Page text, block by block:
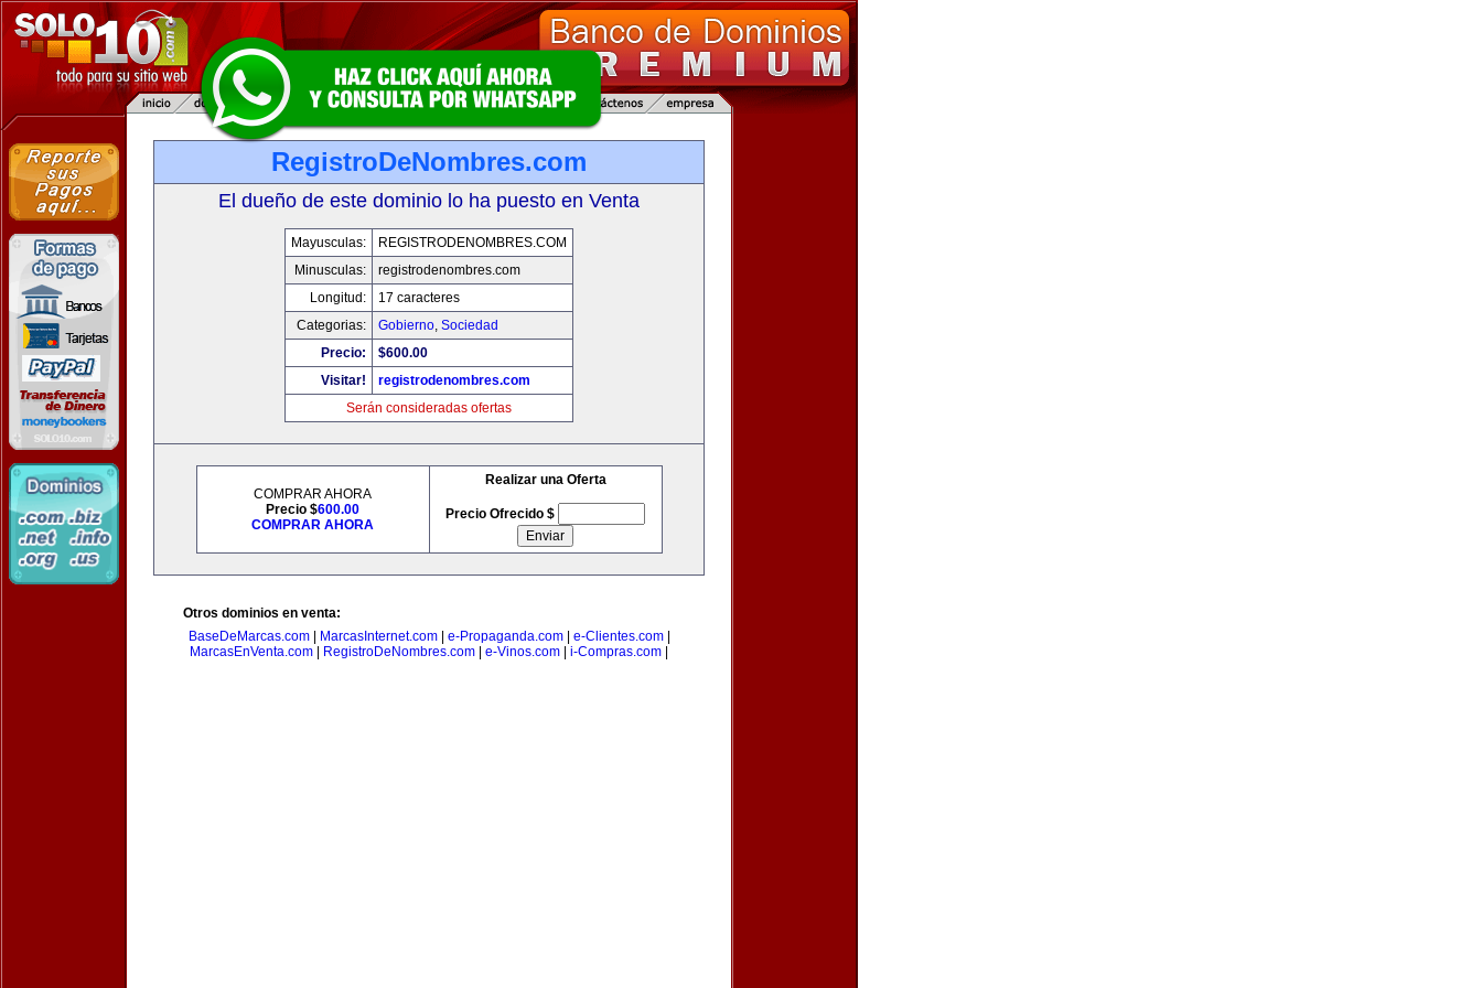
RegistroDeNombres.com
El dueño de este dominio lo ha puesto en Venta
Mayusculas:
REGISTRODENOMBRES.COM
Minusculas:
registrodenombres.com
Longitud:
17 caracteres
Categorias:
Gobierno, Sociedad
Precio:
$600.00
Visitar!
registrodenombres.com
Serán consideradas ofertas
COMPRAR AHORA
Precio $600.00
COMPRAR AHORA
Realizar una Oferta
Precio Ofrecido $
Otros dominios en venta:
BaseDeMarcas.com| MarcasInternet.com| e-Propaganda.com| e-Clientes.com|
MarcasEnVenta.com
RegistroDeNombres.com e-Vinos.com i-Compras.com